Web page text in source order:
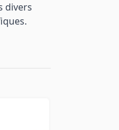
divers